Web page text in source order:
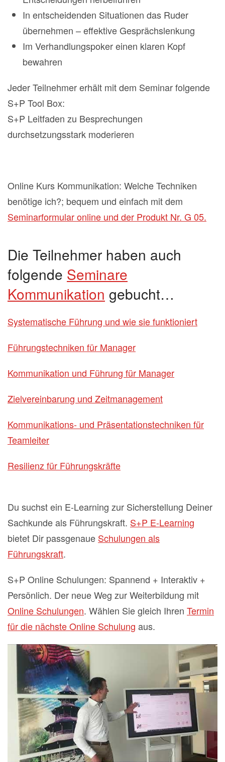
In entscheidenden Situationen das Ruder
übernehmen – effektive Gesprächslenkung
Im Verhandlungspoker einen klaren Kopf
bewahren
Jeder Teilnehmer erhält mit dem Seminar folgende
S+P Tool Box:
S+P Leitfaden zu Besprechungen
durchsetzungsstark moderieren
Online Kurs Kommunikation: Welche Techniken
benötige ich?; bequem und einfach mit dem
Seminarformular online und der Produkt Nr. G 05.
Die Teilnehmer haben auch
folgende Seminare
Kommunikation gebucht…
Systematische Führung und wie sie funktioniert
Führungstechniken für Manager
Kommunikation und Führung für Manager
Zielvereinbarung und Zeitmanagement
Kommunikations- und Präsentationstechniken für
Teamleiter
Resilienz für Führungskräfte
Du suchst ein E-Learning zur Sicherstellung Deiner
Sachkunde als Führungskraft. S+P E-Learning
bietet Dir passgenaue Schulungen als
Führungskraft.
S+P Online Schulungen: Spannend + Interaktiv +
Persönlich. Der neue Weg zur Weiterbildung mit
Online Schulungen. Wählen Sie gleich Ihren Termin
für die nächste Online Schulung aus.